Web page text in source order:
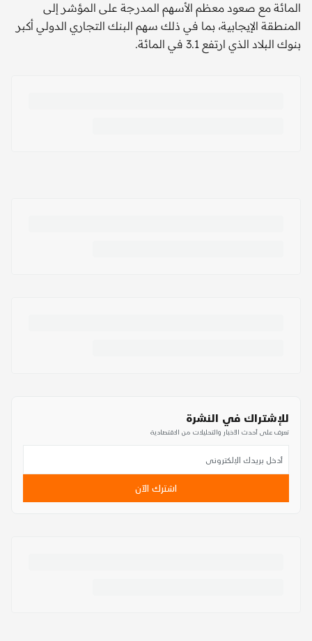
المائة مع صعود معظم الأسهم المدرجة على المؤشر إلى
المنطقة الإيجابية، بما في ذلك سهم البنك التجاري الدولي أكبر
بنوك البلاد الذي ارتفع 3.1 في المائة.
للإشتراك في النشرة
تعرف على أحدث الأخبار والتحليلات من الاقتصادية
اشترك الآن